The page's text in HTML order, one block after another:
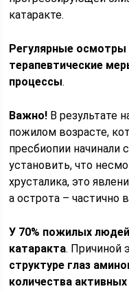
катаракте.
Регулярные
терапевтические
процессы.
Важно! В результате
пожилом возрасте,
пресбиопии начинали
установить, что
хрусталика, это
а острота – частично
У 70% пожилых
катаракта. Причиной
структуре глаз
количества